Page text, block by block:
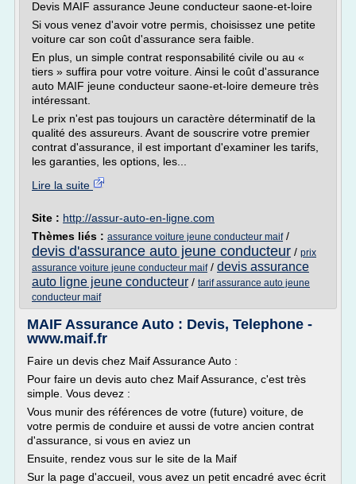
Devis MAIF assurance Jeune conducteur saone-et-loire
Si vous venez d'avoir votre permis, choisissez une petite
voiture car son coût d'assurance sera faible.
En plus, un simple contrat responsabilité civile ou au «
tiers » suffira pour votre voiture. Ainsi le coût d'assurance
auto MAIF jeune conducteur saone-et-loire demeure très
intéressant.
Le prix n'est pas toujours un caractère déterminatif de la
qualité des assureurs. Avant de souscrire votre premier
contrat d'assurance, il est important d'examiner les tarifs,
les garanties, les options, les...
Lire la suite
Site : http://assur-auto-en-ligne.com
Thèmes liés : assurance voiture jeune conducteur maif/
devis d'assurance auto jeune conducteur / prix
assurance voiture jeune conducteur maif/ devis assurance
auto ligne jeune conducteur / tarif assurance auto jeune
conducteur maif
MAIF Assurance Auto : Devis, Telephone -
www.maif.fr
Faire un devis chez Maif Assurance Auto :
Pour faire un devis auto chez Maif Assurance, c'est très
simple. Vous devez :
Vous munir des références de votre (future) voiture, de
votre permis de conduire et aussi de votre ancien contrat
d'assurance, si vous en aviez un
Ensuite, rendez vous sur le site de la Maif
Sur la page d'accueil, vous avez un petit encadré avec écrit